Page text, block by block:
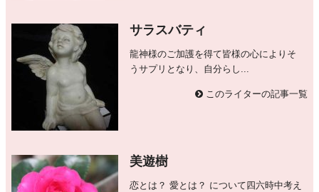
サラスバティ
龍神様のご加護を得て皆様の心によりそ
うサプリとなり、自分らし...
このライターの記事一覧
美遊樹
恋とは？ 愛とは？ について四六時中考え